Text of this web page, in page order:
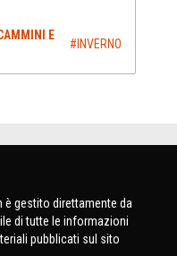
E
#INVERNO
è gestito direttamente da
di tutte le informazioni
pubblicati sul sito